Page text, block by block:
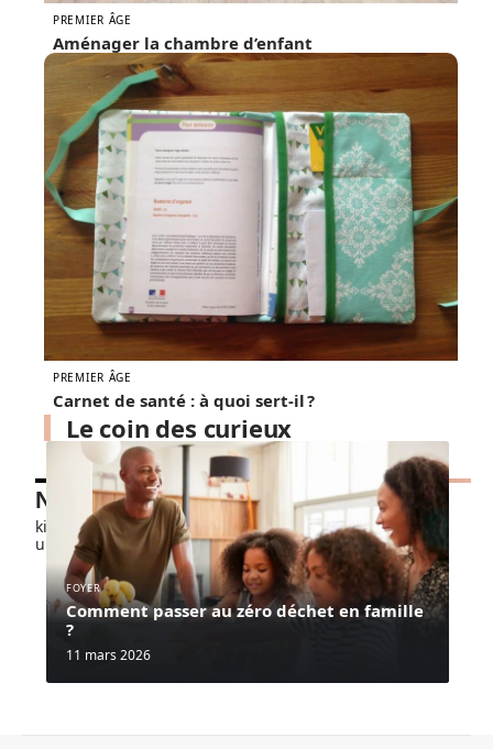
PREMIER ÂGE
Aménager la chambre d’enfant
PREMIER ÂGE
Carnet de santé : à quoi sert-il ?
Le coin des curieux
FOYER
Comment passer au zéro déchet en famille
?
11 mars 2026
Nos petits chouchous
kids-promo.fr
unbrindefil.fr